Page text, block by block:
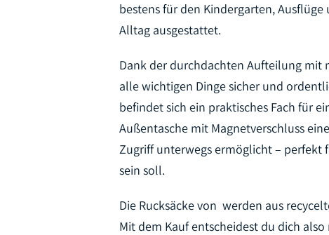
bestens für den Kindergarten,
Alltag ausgestattet.
Dank der durchdachten Aufteilung mit
alle wichtigen Dinge sicher und
befindet sich ein praktisches Fach für
Außentasche mit Magnetverschluss
Zugriff unterwegs ermöglicht – perfekt
sein soll.
Die Rucksäcke von werden aus
Mit dem Kauf entscheidest du dich